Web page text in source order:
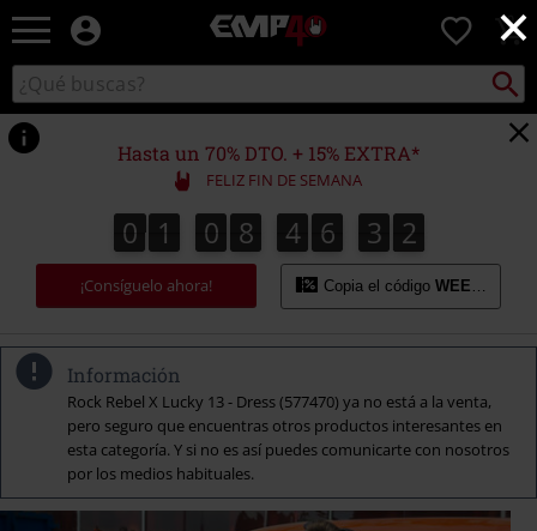
×
EMP
Música,
TV
&
Gaming
Merch
Ropa
Alternativa
0
Buscar
en
el
catálogo
Buscar
Hasta un 70% DTO. + 15% EXTRA*
FELIZ FIN DE SEMANA
0
0 1
1 0
0 8
8 4
4 6
6 3
3 0
1
0
2
1
¡Consíguelo ahora! Copia el código WEEKEND
Información
Rock Rebel X Lucky 13 - Dress (577470) ya no está a la venta,
pero seguro que encuentras otros productos interesantes en
esta categoría. Y si no es así puedes comunicarte con nosotros
por los medios habituales.